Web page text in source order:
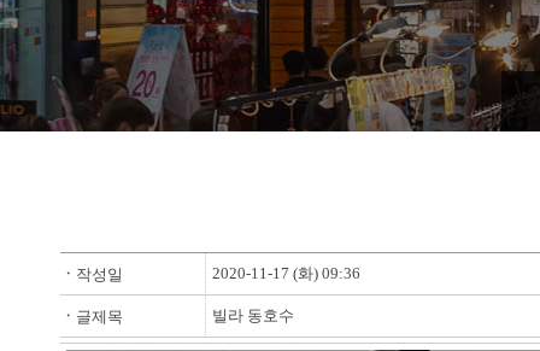
ㆍ 작성일 2020-11-17 (화) 09:36
ㆍ 글제목 빌라 동호수